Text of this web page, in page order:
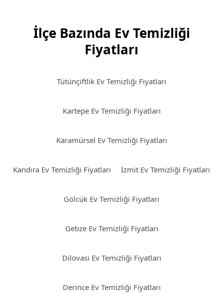
İlçe Bazında Ev Temizliği
Fiyatları
Tütünçiftlik Ev Temizliği Fiyatları
Kartepe Ev Temizliği Fiyatları
Karamürsel Ev Temizliği Fiyatları
Kandıra Ev Temizliği Fiyatları İzmit Ev Temizliği Fiyatları
Gölcük Ev Temizliği Fiyatları
Gebze Ev Temizliği Fiyatları
Dilovası Ev Temizliği Fiyatları
Derince Ev Temizliği Fiyatları